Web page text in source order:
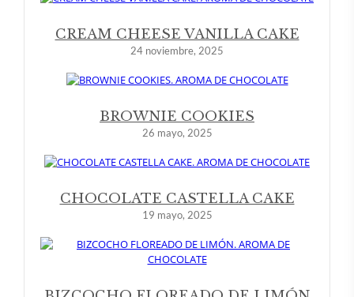
CREAM CHEESE VANILLA CAKE
24 noviembre, 2025
BROWNIE COOKIES
26 mayo, 2025
CHOCOLATE CASTELLA CAKE
19 mayo, 2025